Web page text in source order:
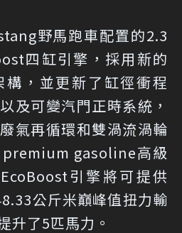
野馬跑車配置的2.3
四缸引擎，採用新的
，並更新了缸徑衝程
及可變汽門正時系統，
氣再循環和雙渦流渦輪
premium gasoline高級
引擎將可提供
公斤米巔峰值扭力輸
升了5匹馬力。